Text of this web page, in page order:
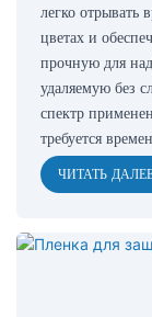
легко отрывать
цветах и
прочную для
удаляемую без
спектр
требуется
ЧИТАТЬ